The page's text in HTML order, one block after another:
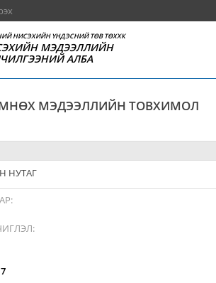
НИСЭХИЙН ҮНДЭСНИЙ ТӨВ ТӨХХК
МЭДЭЭЛЛИЙН
АЛБА
МЭДЭЭЛЛИЙН ТОВХИМОЛ
НУТАГ